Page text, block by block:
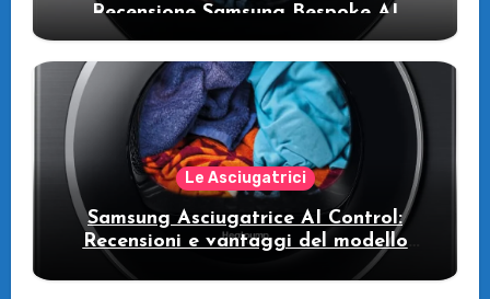
Recensione Samsung Bespoke AI
WW11DB7B94GE/U3: la lavatrice
intelligente che fa risparmiare
Le Asciugatrici
Samsung Asciugatrice AI Control:
Recensioni e vantaggi del modello